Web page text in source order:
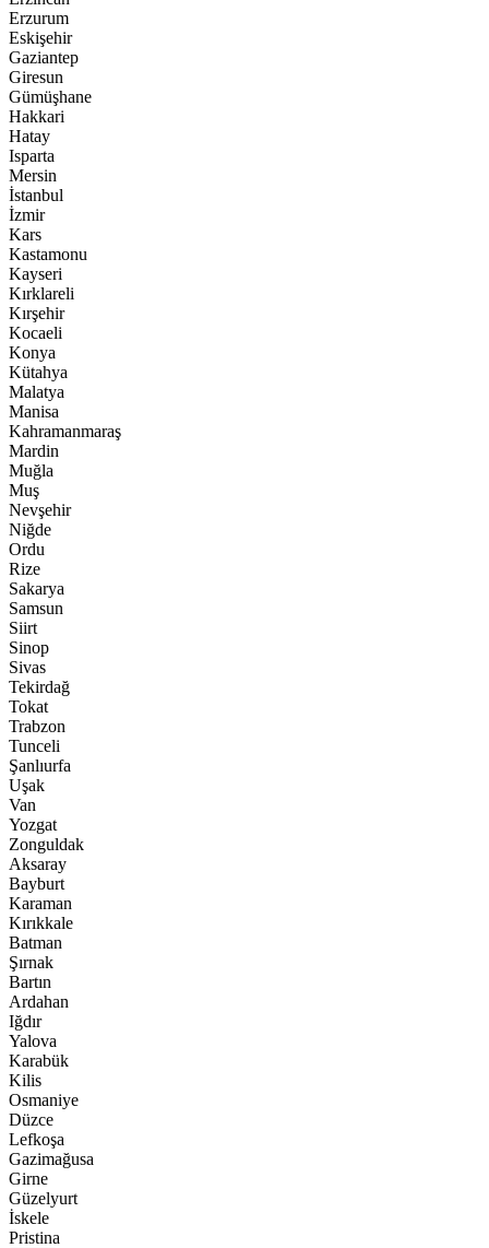
Erzurum
Eskişehir
Gaziantep
Giresun
Gümüşhane
Hakkari
Hatay
Isparta
Mersin
İstanbul
İzmir
Kars
Kastamonu
Kayseri
Kırklareli
Kırşehir
Kocaeli
Konya
Kütahya
Malatya
Manisa
Kahramanmaraş
Mardin
Muğla
Muş
Nevşehir
Niğde
Ordu
Rize
Sakarya
Samsun
Siirt
Sinop
Sivas
Tekirdağ
Tokat
Trabzon
Tunceli
Şanlıurfa
Uşak
Van
Yozgat
Zonguldak
Aksaray
Bayburt
Karaman
Kırıkkale
Batman
Şırnak
Bartın
Ardahan
Iğdır
Yalova
Karabük
Kilis
Osmaniye
Düzce
Lefkoşa
Gazimağusa
Girne
Güzelyurt
İskele
Pristina